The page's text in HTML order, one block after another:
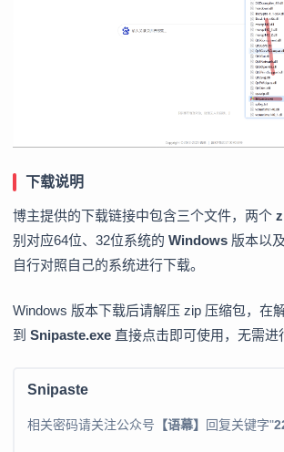
下载说明
博主提供的下载链接中包含三个文件，两个
别对应64位、32位系统的 Windows 版本以及
自行对照自己的系统进行下载。
Windows 版本下载后请解压 zip 压缩包，在
到 Snipaste.exe 直接点击即可使用，无需进
Snipaste
相关密码请关注公众号 【语幕】 回复关键字"